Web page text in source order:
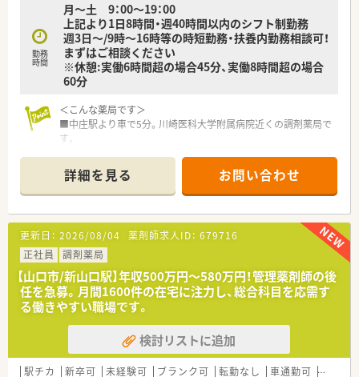
勤務
時間
月～土 9：00～19：00
上記より1日8時間・週40時間以内のシフト制勤務
週3日～/9時～16時等の時短勤務・扶養内勤務相談可！
まずはご相談ください
※休憩:実働6時間超の場合45分、実働8時間超の場合
60分
＜こんな薬局です＞
■中庄駅より車で5分。川崎医科大学附属病院近くの調剤薬局で
す。
選定など新規開局に携わることのできるやりがいある環境で
す。
■多角的に事業展開する法人が運営しており経営も安定、自社運
営の保育園で子育て中の方のサポートをするなど働きやすい環
境を整えています。
■勤務薬剤師の場合調剤経験のある方、管理薬剤師の場合管理経
験のある方を募集しています。
■基本的に11月からの募集、勤務開始の前倒しは要相談です。
＜業務内容＞
■処方箋による調剤業務、服薬指導、薬剤情報の提供、施設在宅
など。外来と在宅を両立したハイブリッド型薬局を目指してい
＜研修制度＞
詳細を見る お問い合わせ
更新日： 2026/08/04 薬剤師求人ID： 679716
正社員
調剤薬局
【山口市/新山口駅】年収500万円～580万円！管理薬剤師の後
任を急募。月間1600件の在宅に注力し、総合科目を応需す
る働きやすい職場です。
検討リストに追加
駅チカ 新卒可 未経験可 ブランク可 転勤なし 車通勤可 託児所